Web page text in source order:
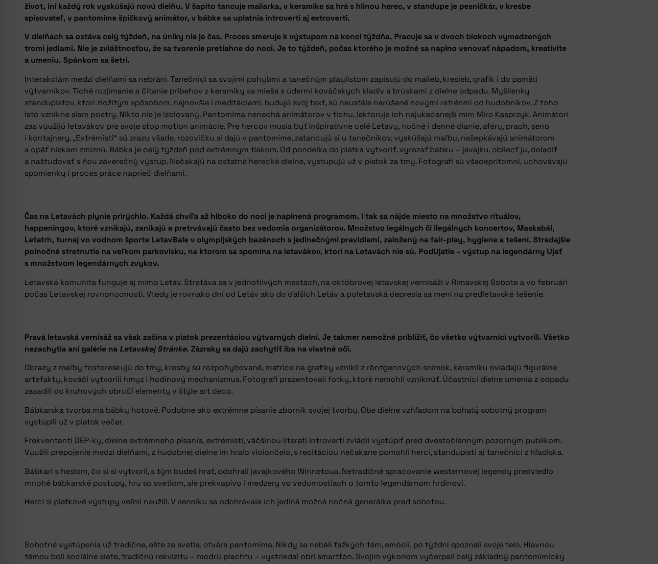
život, iní každý rok vyskúšajú novú dielňu. V šapito tancuje maliarka, v keramike sa hrá s hlinou herec, v standupe je pesničkár, v kresbe
spisovateľ, v pantomíme špičkový animátor, v bábke sa uplatnia introverti aj extroverti.
V dielňach sa ostáva celý týždeň, na úniky nie je čas. Proces smeruje k výstupom na konci týždňa. Pracuje sa v dvoch blokoch vymedzených
tromi jedlami. Nie je zvláštnosťou, že sa tvorenie pretiahne do noci. Je to týždeň, počas ktorého je možné sa naplno venovať nápadom, kreativite
a umeniu. Spánkom sa šetrí.
Interakciám medzi dielňami sa nebráni. Tanečníci sa svojimi pohybmi a tanečným playlistom zapisujú do malieb, kresieb, grafík i do pamäti
výtvarníkov. Tiché rozjímanie a čítanie príbehov z keramiky sa mieša s údermi kováčskych kladív a brúskami z dielne odpadu. Myšlienky
standupistov, ktorí zložitým spôsobom, najnovšie i meditáciami, budujú svoj text, sú neustále narúšané novými refrénmi od hudobníkov. Z toho
isto vznikne slam poetry. Nikto nie je izolovaný. Pantomíma nenechá animátorov v tichu, lektoruje ich najukecanejší mím Miro Kasprzyk. Animátori
zas využijú letavákov pre svoje stop motion animácie. Pre hercov musia byť inšpiratívne celé Letavy, nočné i denné dianie, aféry, prach, seno
i kontajnery. „Extrémisti“ sú zrazu všade, rozcvičku si dajú v pantomíme, zatancujú si u tanečníkov, vyskúšajú maľbu, našepkávajú animátorom
a opäť niekam zmiznú. Bábka je celý týždeň pod extrémnym tlakom. Od pondelka do piatka vytvoriť, vyrezať bábku – javajku, obliecť ju, doladiť
a naštudovať s ňou záverečný výstup. Nečakajú na ostatné herecké dielne, vystupujú už v piatok za tmy. Fotografi sú všadeprítomní, uchovávajú
spomienky i proces práce naprieč dielňami.
Čas na Letavách plynie prirýchlo. Každá chvíľa až hlboko do noci je naplnená programom. I tak sa nájde miesto na množstvo rituálov,
happeningov, ktoré vznikajú, zanikajú a pretrvávajú často bez vedomia organizátorov. Množstvo legálnych či ilegálnych koncertov, Maskabál,
Letatrh, turnaj vo vodnom športe LetavBale v olympijských bazénoch s jedinečnými pravidlami, založený na fair-play, hygiene a tešení. Stredajšie
polnočné stretnutie na veľkom parkovisku, na ktorom sa spomína na letavákov, ktorí na Letavách nie sú. PodUjatie – výstup na legendárny Ujať
s množstvom legendárnych zvykov.
Letavská komunita funguje aj mimo Letáv. Stretáva sa v jednotlivých mestách, na októbrovej letavskej vernisáži v Rimavskej Sobote a vo februári
počas Letavskej rovnonocnosti. Vtedy je rovnako dní od Letáv ako do ďalších Letáv a poletavská depresia sa mení na predletavské tešenie.
Pravá letavská vernisáž sa však začína v piatok prezentáciou výtvarných dielní. Je takmer nemožné priblížiť, čo všetko výtvarníci vytvorili. Všetko
nezachytia ani galérie na Letavskej Stránke. Zázraky sa dajú zachytiť iba na vlastné oči.
Obrazy z maľby fosforeskujú do tmy, kresby sú rozpohybované, matrice na grafiky vznikli z röntgenových snímok, keramiku ovládajú figurálne
artefakty, kováči vytvorili hmyz i hodinový mechanizmus. Fotografi prezentovali fotky, ktoré nemohli vzniknúť. Účastníci dielne umenia z odpadu
zasadili do kruhových obručí elementy v štýle art deco.
Bábkarská tvorba má bábky hotové. Podobne ako extrémne písanie zborník svojej tvorby. Obe dielne vzhľadom na bohatý sobotný program
vystúpili už v piatok večer.
Frekventanti DEP-ky, dielne extrémneho písania, extrémisti, väčšinou literáti introverti zvládli vystúpiť pred dvestočlenným pozorným publikom.
Využili prepojenie medzi dielňami, z hudobnej dielne im hralo violončelo, s recitáciou nečakane pomohli herci, standupisti aj tanečníci z hľadiska.
Bábkari s heslom, čo si si vytvoril, s tým budeš hrať, odohrali javajkového Winnetoua. Netradičné spracovanie westernovej legendy predviedlo
mnohé bábkarské postupy, hru so svetlom, ale prekvapivo i medzery vo vedomostiach o tomto legendárnom hrdinovi.
Herci si piatkové výstupy veľmi neužili. V senníku sa odohrávala ich jediná možná nočná generálka pred sobotou.
Sobotné vystúpenia už tradične, ešte za svetla, otvára pantomíma. Nikdy sa nebáli ťažkých tém, emócií, po týždni spoznali svoje telo. Hlavnou
témou boli sociálne siete, tradičnú rekvizitu – modrú plachtu – vystriedal obrí smartfón. Svojím výkonom vyčerpali celý základný pantomimický